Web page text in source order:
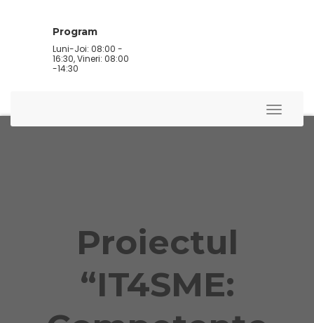
Program
Luni-Joi: 08:00 -
16:30, Vineri: 08:00
-14:30
Toggle
Proiectul
“IT4SME: